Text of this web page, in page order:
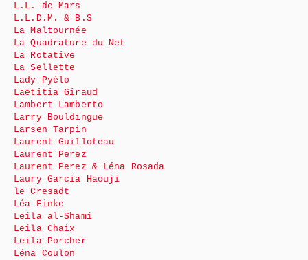
L.L. de Mars
L.L.D.M. & B.S
La Maltournée
La Quadrature du Net
La Rotative
La Sellette
Lady Pyélo
Laëtitia Giraud
Lambert Lamberto
Larry Bouldingue
Larsen Tarpin
Laurent Guilloteau
Laurent Perez
Laurent Perez & Léna Rosada
Laury Garcia Haouji
le Cresadt
Léa Finke
Leila al-Shami
Leila Chaix
Leila Porcher
Léna Coulon